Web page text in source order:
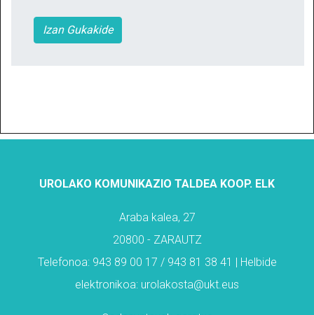
Izan Gukakide
UROLAKO KOMUNIKAZIO TALDEA KOOP. ELK
Araba kalea, 27
20800 - ZARAUTZ
Telefonoa: 943 89 00 17 / 943 81 38 41 | Helbide
elektronikoa: urolakosta@ukt.eus